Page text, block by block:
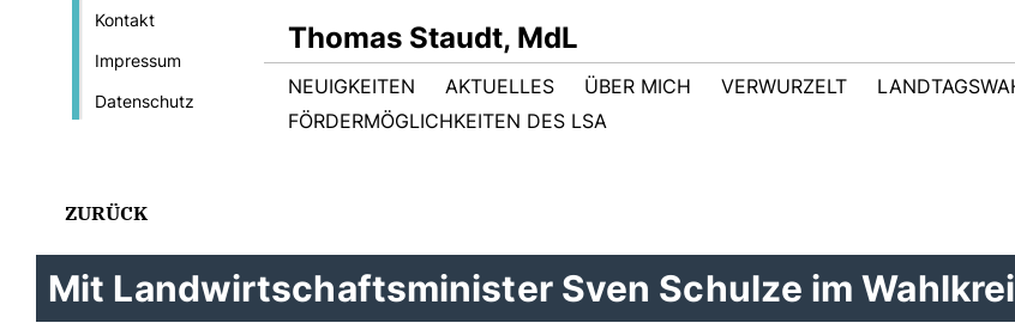
Kontakt
Impressum
Datenschutz
Thomas Staudt, MdL
NEUIGKEITEN AKTUELLES ÜBER MICH VERWURZELT
FÖRDERMÖGLICHKEITEN DES LSA
ZURÜCK
Mit Landwirtschaftsminister Sven Schulze im